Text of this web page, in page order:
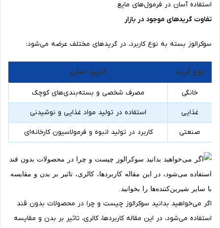
استفاده آسان در فرمول‌های مایع
تفاوت گریدهای موجود در بازار
سوکرالوز بسته به نوع کاربرد، در گریدهای مختلف عرضه می‌شود:
نوع گرید کاربرد اصلی
خانگی مصرف شخصی و بسته‌بندی‌های کوچک
غذایی استفاده در تولید مواد غذایی و نوشیدنی
صنعتی کاربرد در تولید انبوه و فرمولاسیون کارخانه‌ای
اگر می‌خواهید بدانید سوکرالوز چیست و چرا در محصولات بدون قند
استفاده می‌شود، در این مقاله کاربردها، کالری، تاثیر بر بدن و مقایسه